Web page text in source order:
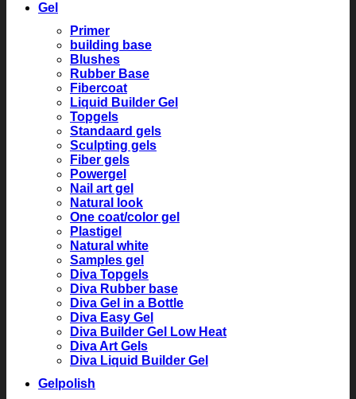
Gel
Primer
building base
Blushes
Rubber Base
Fibercoat
Liquid Builder Gel
Topgels
Standaard gels
Sculpting gels
Fiber gels
Powergel
Nail art gel
Natural look
One coat/color gel
Plastigel
Natural white
Samples gel
Diva Topgels
Diva Rubber base
Diva Gel in a Bottle
Diva Easy Gel
Diva Builder Gel Low Heat
Diva Art Gels
Diva Liquid Builder Gel
Gelpolish